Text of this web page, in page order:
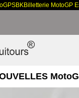
SBKBilletterie MotoGP